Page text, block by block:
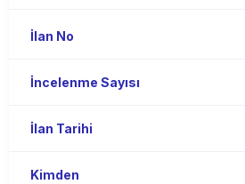
İlan No
İncelenme Sayısı
İlan Tarihi
Kimden